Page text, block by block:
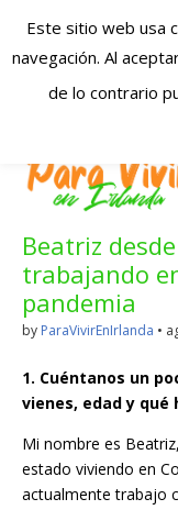
en
Blog dedicado a
Irlanda!
Beatriz
trabajando
pandemia
by ParaVivirEnIrlanda •
1. Cuéntanos un
vienes, edad y qué
Mi nombre es
estado viviendo en
actualmente trabajo
Este sitio web usa
navegación. Al
de lo contrario